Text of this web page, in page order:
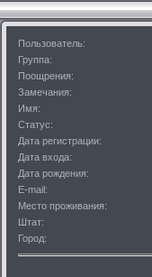
Пользователь:
Группа:
Поощрения:
Замечания:
Имя:
Статус:
Дата регистрации:
Дата входа:
Дата рождения:
E-mail:
Место проживания:
Штат:
Город: